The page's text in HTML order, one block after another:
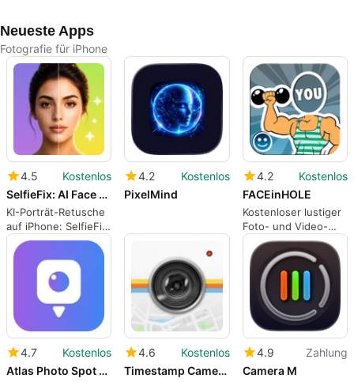
Neueste Apps
Fotografie für iPhone
4.5
Kostenlos
SelfieFix: AI Face Editor
KI-Porträt-Retusche
auf iPhone: SelfieFix
Bewertet
4.2
Kostenlos
PixelMind‎
4.2
Kostenlos
FACEinHOLE
Kostenloser lustiger
Foto- und Video-
Editor
4.7
Kostenlos
Atlas Photo Spot Finder
4.6
Kostenlos
Timestamp Camera - Timemark
4.9
Zahlung
Camera M